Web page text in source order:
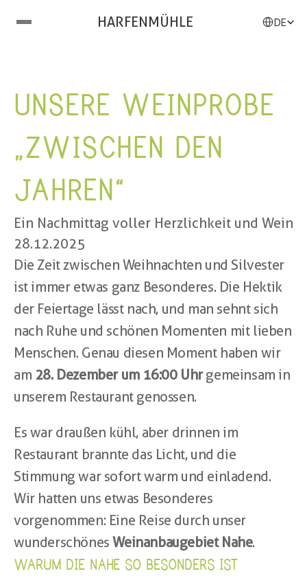
HARFENMÜHLE DE
UNSERE WEINPROBE
„ZWISCHEN DEN
JAHREN“
Ein Nachmittag voller Herzlichkeit und Wein
28.12.2025
Die Zeit zwischen Weihnachten und Silvester
ist immer etwas ganz Besonderes. Die Hektik
der Feiertage lässt nach, und man sehnt sich
nach Ruhe und schönen Momenten mit lieben
Menschen. Genau diesen Moment haben wir
am 28. Dezember um 16:00 Uhr gemeinsam in
unserem Restaurant genossen.
Es war draußen kühl, aber drinnen im
Restaurant brannte das Licht, und die
Stimmung war sofort warm und einladend.
Wir hatten uns etwas Besonderes
vorgenommen: Eine Reise durch unser
wunderschönes Weinanbaugebiet Nahe.
WARUM DIE NAHE SO BESONDERS IST